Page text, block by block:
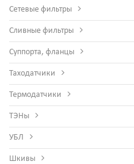
Сетевые фильтры
Сливные фильтры
Суппорта, фланцы
Таходатчики
Термодатчики
ТЭНы
УБЛ
Шкивы